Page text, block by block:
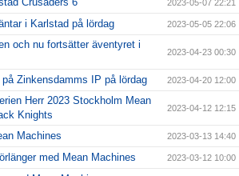
2023-05-07 22:21
i Karlstad på lördag 2023-05-05 22:06
och nu fortsätter äventyret i
2023-04-23 00:30
Zinkensdamms IP på lördag 2023-04-20 12:00
Herr 2023 Stockholm Mean
Knights
2023-04-12 12:15
Machines 2023-03-13 14:40
med Mean Machines 2023-03-12 10:00